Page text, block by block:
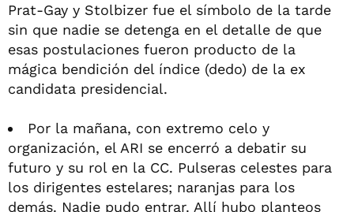
Prat-Gay y Stolbizer fue el símbolo de la tarde
sin que nadie se detenga en el detalle de que
esas postulaciones fueron producto de la
mágica bendición del índice (dedo) de la ex
candidata presidencial.
Por la mañana, con extremo celo y
organización, el ARI se encerró a debatir su
futuro y su rol en la CC. Pulseras celestes para
los dirigentes estelares; naranjas para los
demás. Nadie pudo entrar. Allí hubo planteos